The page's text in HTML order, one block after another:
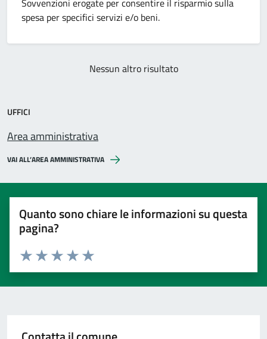
Sovvenzioni erogate per consentire il risparmio sulla
spesa per specifici servizi e/o beni.
Nessun altro risultato
UFFICI
Area amministrativa
VAI ALL’AREA AMMINISTRATIVA
Quanto sono chiare le informazioni su questa
pagina?
Valuta 5 stelle su 5
Valuta 4 stelle su 5
Valuta 3 stelle su 5
Valuta 2 stelle su 5
Valuta 1 stelle su 5